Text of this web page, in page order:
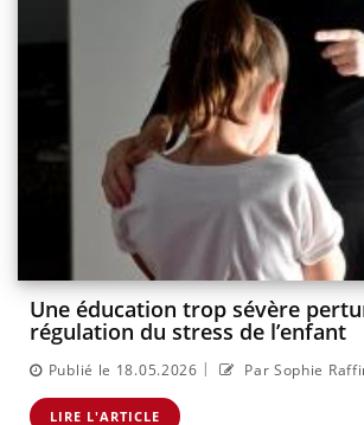
Une éducation trop sévère
régulation du stress de l’enfant
Publié le 18.05.2026 | Par Sophie
LIRE L'ARTICLE